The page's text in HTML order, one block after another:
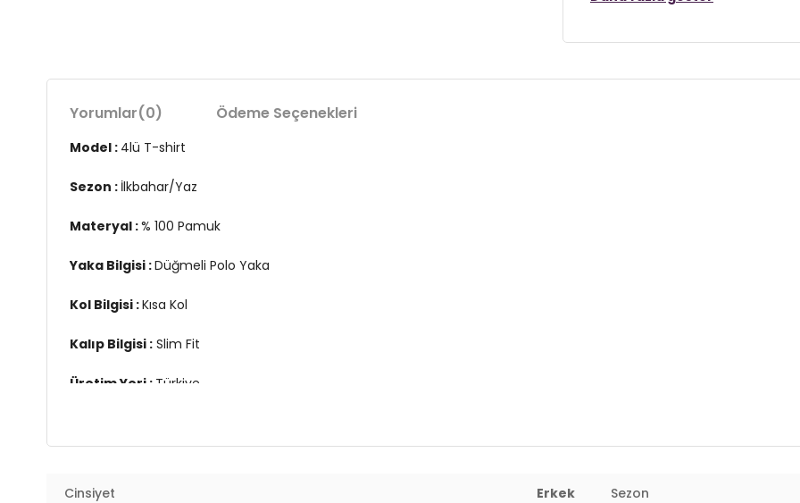
7DS15902118S4.1903
Yorumlar(0) Ödeme Seçenekleri
Model : 4lü T-shirt
Sezon : İlkbahar/Yaz
Materyal :% 100 Pamuk
Yaka Bilgisi :Düğmeli Polo Yaka
Kol Bilgisi :Kısa Kol
Kalıp Bilgisi : Slim Fit
Üretim Yeri : Türkiye
Cinsiyet Erkek Sezon